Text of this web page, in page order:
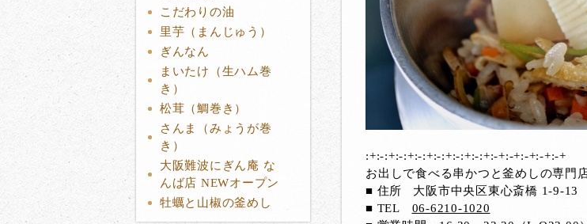
こだわりの油
里芋（まんじゅう）
ぎんなん
まいたけ（生ハム巻
き）
松茸（鯛巻き）
さんま（みょうが巻
き）
大阪難波にぎん庵 な
んば店 NEWオープン
牡蠣と山椒の釜めし
:+:-:+:-:+:-:+:-:+:-:+:-:+:-+:-+:-+:-+:-+
お出しで食べる串かつと釜めしの専
■ 住所 大阪市中央区東心斎橋 1-9-13
■ TEL 06-6210-1020